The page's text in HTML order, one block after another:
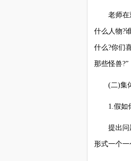
老师在观
什么人物?
什么?你们
那些怪兽?”
(二)集体
1.假如你
提出问题
形式一个一